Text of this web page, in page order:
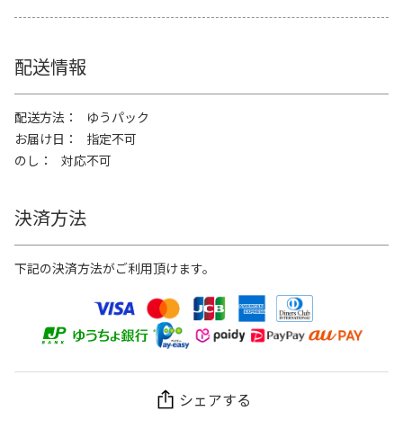
配送情報
配送方法
ゆうパック
お届け日
指定不可
のし
対応不可
決済方法
下記の決済方法がご利用頂けます。
シェアする